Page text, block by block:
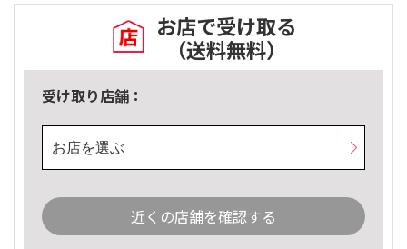
お店で受け取る
（送料無料）
受け取り店舗：
お店を選ぶ
近くの店舗を確認する